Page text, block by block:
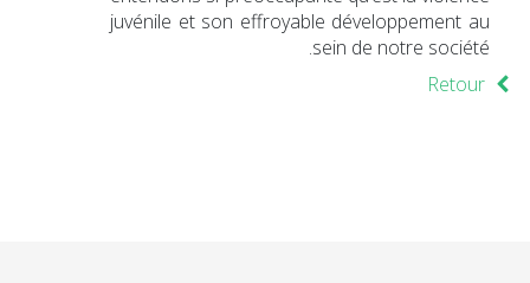
juvénile et son effroyable développement au
sein de notre société.
Retour